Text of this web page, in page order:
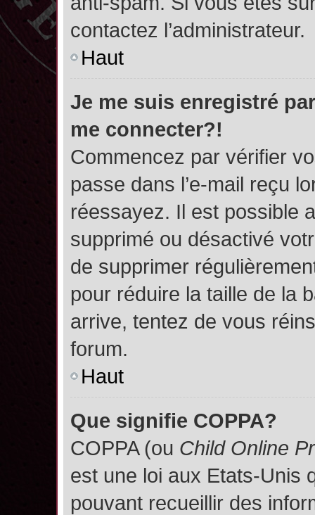
contactez l’administrateur.
Haut
Je me suis enregistré
me connecter?!
Commencez par vérifier
passe dans l’e-mail reçu
réessayez. Il est possible
supprimé ou désactivé
de supprimer
pour réduire la taille de la
arrive, tentez de vous
forum.
Haut
Que signifie COPPA?
COPPA (ou Child Online
est une loi aux Etats-Unis
pouvant recueillir des